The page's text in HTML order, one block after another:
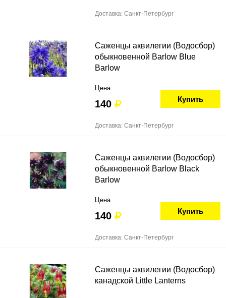
Доставка: Санкт-Петербург
Саженцы аквилегии (Водосбор)
обыкновенной Barlow Blue
Barlow
Цена
140 Купить
Доставка: Санкт-Петербург
Саженцы аквилегии (Водосбор)
обыкновенной Barlow Black
Barlow
Цена
140 Купить
Доставка: Санкт-Петербург
Саженцы аквилегии (Водосбор)
канадской Little Lanterns